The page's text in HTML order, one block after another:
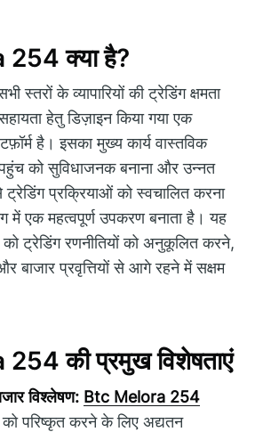
क्या है?
स्तरों के व्यापारियों की ट्रेडिंग क्षमता
हेतु डिज़ाइन किया गया एक
है। इसका मुख्य कार्य वास्तविक
को सुविधाजनक बनाना और उन्नत
ट्रेडिंग प्रक्रियाओं को स्वचालित करना
में एक महत्वपूर्ण उपकरण बनाता है। यह
को ट्रेडिंग रणनीतियों को अनुकूलित करने,
बाजार प्रवृत्तियों से आगे रहने में सक्षम
की प्रमुख विशेषताएं
विश्लेषण: Btc Melora 254
को परिष्कृत करने के लिए अद्यतन